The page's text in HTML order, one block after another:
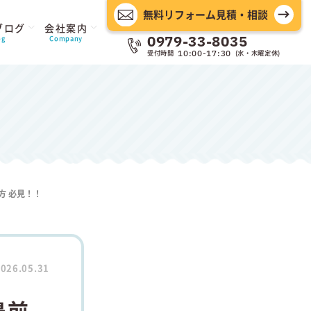
ログ 会社案内
Company
無料リフォーム見積・相談
0979-33-8035
受付時間 10:00-17:30 (水・木曜定休)
必見！！